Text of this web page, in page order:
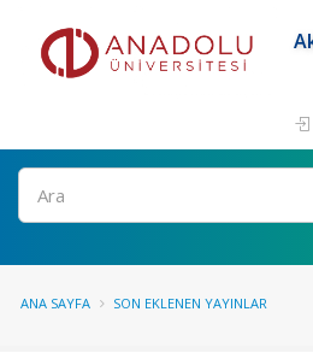
Ara
ANA SAYFA SON EKLENEN YAYINLAR